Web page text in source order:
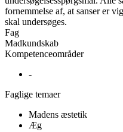
fornemmelse af, at sanser er
skal undersøges.
Fag
Madkundskab
Kompetenceområder
-
Faglige temaer
Madens æstetik
Æg